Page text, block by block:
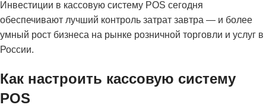
Инвестиции в кассовую систему POS сегодня
обеспечивают лучший контроль затрат завтра — и более
умный рост бизнеса на рынке розничной торговли и услуг в
России.
Как настроить кассовую систему
POS